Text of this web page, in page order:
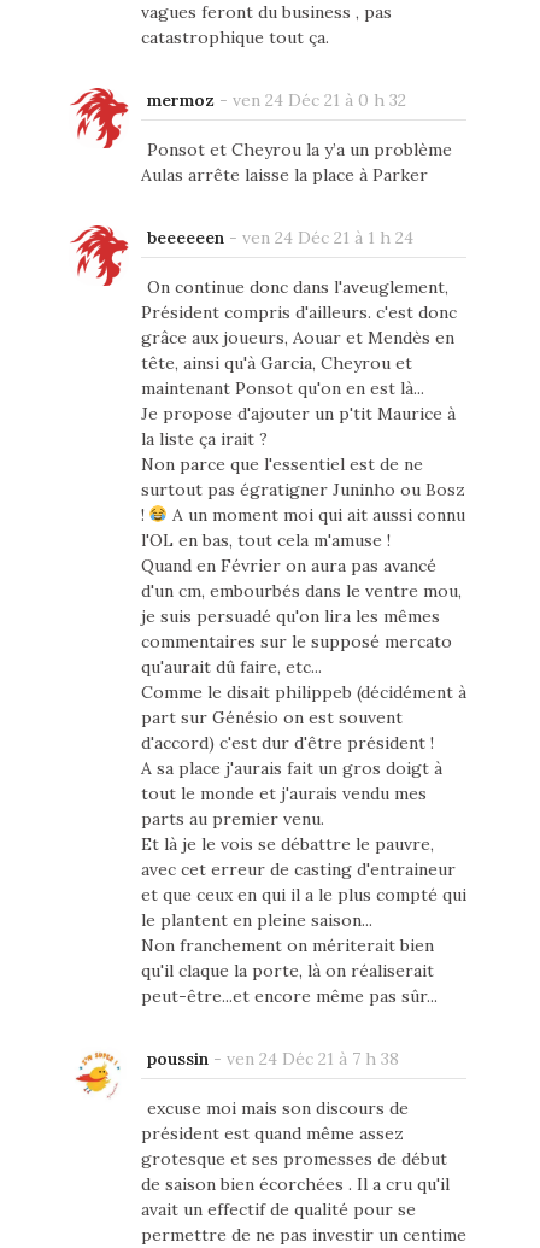
vagues feront du business , pas
catastrophique tout ça.
mermoz - ven 24 Déc 21 à 0 h 32
Ponsot et Cheyrou la y’a un problème
Aulas arrête laisse la place à Parker
beeeeeen- ven 24 Déc 21 à 1 h 24
On continue donc dans l'aveuglement,
Président compris d'ailleurs. c'est donc
grâce aux joueurs, Aouar et Mendès en
tête, ainsi qu'à Garcia, Cheyrou et
maintenant Ponsot qu'on en est là...
Je propose d'ajouter un p'tit Maurice à
la liste ça irait ?
Non parce que l'essentiel est de ne
surtout pas égratigner Juninho ou Bosz
!
A un moment moi qui ait aussi connu
l'OL en bas, tout cela m'amuse !
Quand en Février on aura pas avancé
d'un cm, embourbés dans le ventre mou,
je suis persuadé qu'on lira les mêmes
commentaires sur le supposé mercato
qu'aurait dû faire, etc...
Comme le disait philippeb (décidément à
part sur Génésio on est souvent
d'accord) c'est dur d'être président !
A sa place j'aurais fait un gros doigt à
tout le monde et j'aurais vendu mes
parts au premier venu.
Et là je le vois se débattre le pauvre,
avec cet erreur de casting d'entraineur
et que ceux en qui il a le plus compté qui
le plantent en pleine saison...
Non franchement on mériterait bien
qu'il claque la porte, là on réaliserait
peut-être...et encore même pas sûr...
poussin- ven 24 Déc 21 à 7 h 38
excuse moi mais son discours de
président est quand même assez
grotesque et ses promesses de début
de saison bien écorchées . Il a cru qu'il
avait un effectif de qualité pour se
permettre de ne pas investir un centime